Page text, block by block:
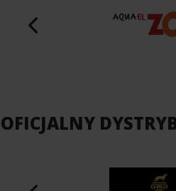
OFICJALNY